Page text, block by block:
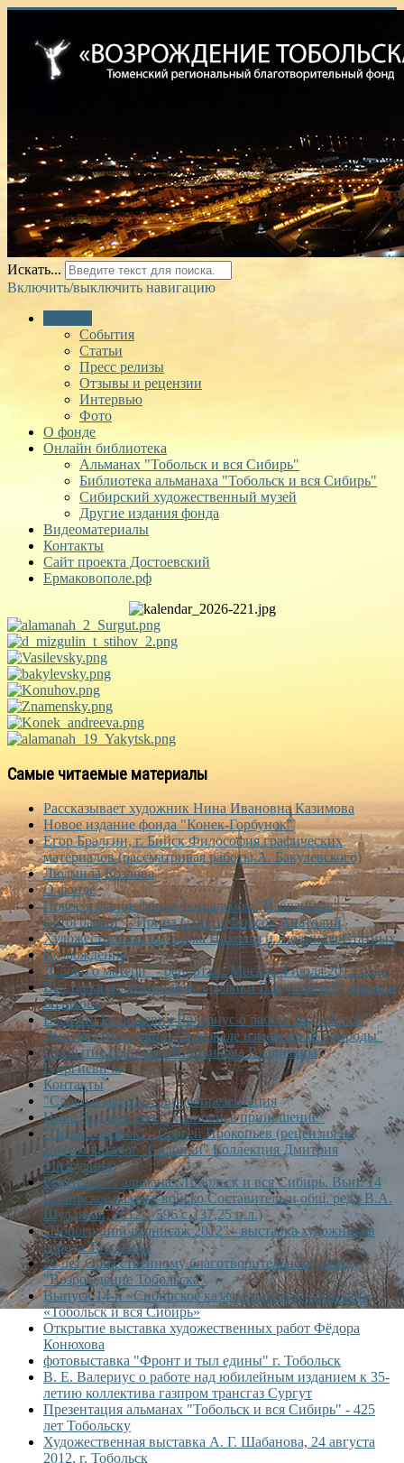
Искать...
Включить/выключить навигацию
События
Статьи
Пресс релизы
Отзывы и рецензии
Интервью
Фото
О фонде
Онлайн библиотека
Альманах "Тобольск и вся Сибирь"
Библиотека альманаха "Тобольск и вся Сибирь"
Сибирский художественный музей
Другие издания фонда
Видеоматериалы
Контакты
Сайт проекта Достоевский
Ермаковополе.рф
Самые читаемые материалы
Рассказывает художник Нина Ивановна Казимова
Новое издание фонда "Конек-Горбунок"
Егор Бралгин, г. Бийск Философия графических
материалов (рассматривая работы А. Бакулевского)
Людмила Козлова
О фонде
Новое издание фонда фотоальбом "Избранные
фотографии" - Ирина Стин и Фирсов Анатолий
Художественная выставка Николая и Людмилы Статных
Возрождение
"Слово о матери" - репортаж. Москва 4 июля 2012 года
Выставка коллекционера графики Владимира Гурьевича
Беликова
Василий Евгеньевич Валериус о работе над книгой
Дмитрия Мизгулина "В зеркале изменчивой природы"
Открытие выставки Игловикова Владимира
Георгиевича
Контакты
"Слово о матери" - видеопрезентация
Нина Ягодинцева - "Сыновнее приношение"
"Поэзя солонок" - Сергей Прокопьев (рецензия на
альбом-каталог "Солонки" Коллекция Дмитрия
Мизгулина)
Рецензия на альманах Тобольск и вся Сибирь. Вып. 14
Сибирское казачье войско Составитель и общ. ред.: В.А.
Шулдяков, 2012 – 596 с. (37,25 п.л.)
"Новогодний вернисаж 2012" - выставка художников
города Тобольска
20 лет Общественному благотворительному фонду
"Возрождение Тобольска"
Выпуск 14-й «Сибирское казачье войско» альманаха
«Тобольск и вся Сибирь»
Открытие выставка художественных работ Фёдора
Конюхова
фотовыставка "Фронт и тыл едины" г. Тобольск
В. Е. Валериус о работе над юбилейным изданием к 35-
летию коллектива газпром трансгаз Сургут
Презентация альманах "Тобольск и вся Сибирь" - 425
лет Тобольску
Художественная выставка А. Г. Шабанова, 24 августа
2012, г. Тобольск